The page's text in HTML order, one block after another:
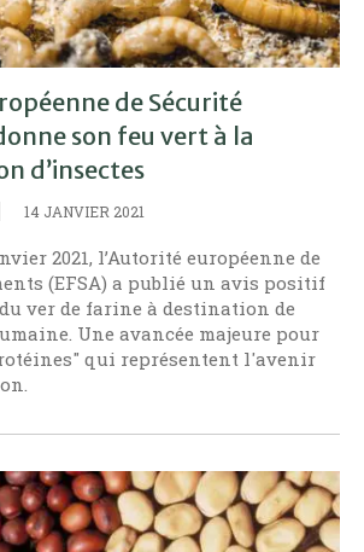
de Sécurité
son feu vert à la
d’insectes
14 JANVIER 2021
2021, l’Autorité européenne de
(EFSA) a publié un avis positif
ver de farine à destination de
Une avancée majeure pour
qui représentent l'avenir